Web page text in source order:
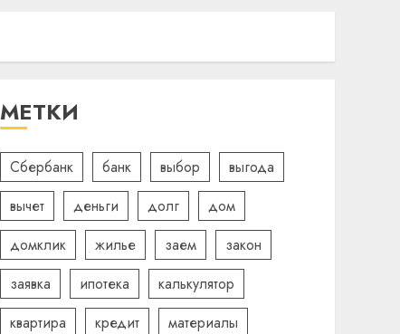
МЕТКИ
Сбербанк банк выбор
выгода
вычет
деньги долг
дом
домклик
жилье заем
закон
заявка
ипотека
калькулятор
квартира
кредит
материалы